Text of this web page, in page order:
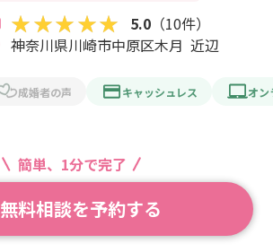
5.0（10件）
神奈川県川崎市中原区木月  近辺
成婚者の声 キャッシュレス オン
簡単、1分で完了
無料相談を予約する